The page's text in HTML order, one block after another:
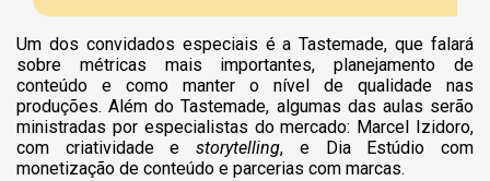
Um dos convidados especiais é a Tastemade, que falará
sobre métricas mais importantes, planejamento de
conteúdo e como manter o nível de qualidade nas
produções. Além do Tastemade, algumas das aulas serão
ministradas por especialistas do mercado: Marcel Izidoro,
com criatividade estorytelling, e Dia Estúdio com
monetização de conteúdo e parcerias com marcas.